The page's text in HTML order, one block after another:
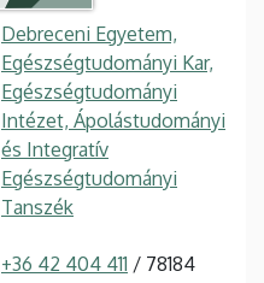
Debreceni Egyetem,
Egészségtudományi Kar,
Egészségtudományi
Intézet, Ápolástudományi
és Integratív
Egészségtudományi
Tanszék
+36 42 404 411 / 78184